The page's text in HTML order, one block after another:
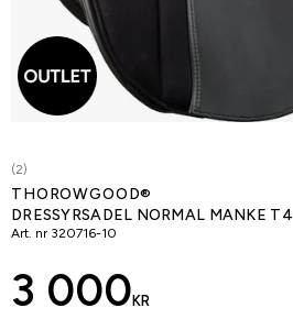
(2)
THOROWGOOD®
DRESSYRSADEL NORMAL MANKE T4
Art. nr 320716-10
3 000 KR